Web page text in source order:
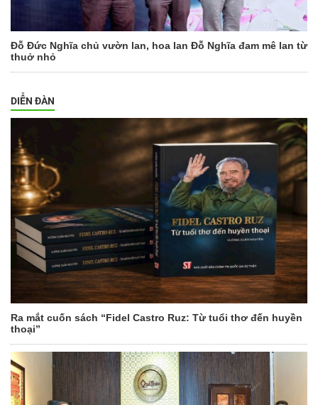
Đỗ Đức Nghĩa chủ vườn lan, hoa lan Đỗ Nghĩa đam mê lan từ
thuở nhỏ
DIỄN ĐÀN
Ra mắt cuốn sách “Fidel Castro Ruz: Từ tuổi thơ đến huyền
thoại”